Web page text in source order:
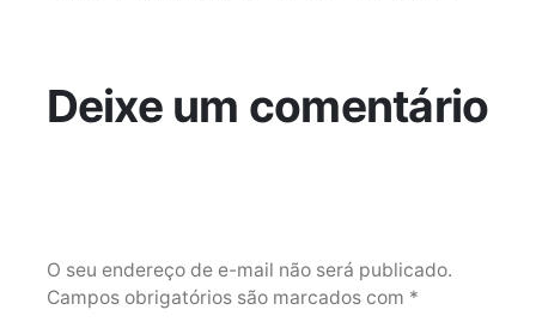
Deixe um comentário
O seu endereço de e-mail não será publicado.
Campos obrigatórios são marcados com *